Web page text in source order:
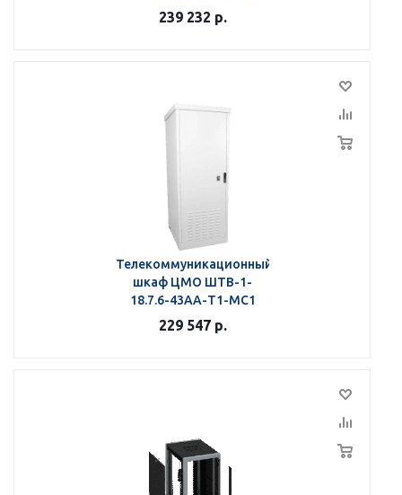
239 232 р.
Телекоммуникационный
шкаф ЦМО ШТВ-1-
18.7.6-43АА-Т1-МС1
229 547р.